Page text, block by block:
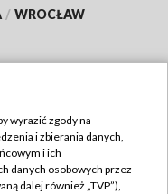
/ WROCŁAW
wyrazić zgody na
i zbierania danych,
i ich
danych osobowych przez
dalej również „TVP”),